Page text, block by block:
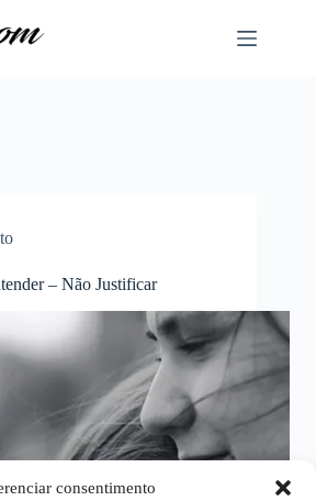
consentimento
– Não Justificar